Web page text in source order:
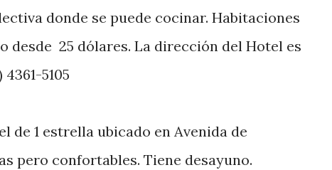
donde se puede cocinar. Habitaciones
desde 25 dólares. La dirección del Hotel es
5105
de 1 estrella ubicado en Avenida de
pero confortables. Tiene desayuno.